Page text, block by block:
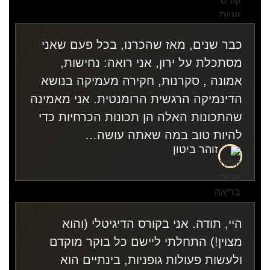
כבר שנים, מאז שהכרנו, בכל פעם שאני
מסתכלת על ירון, אני רואה: נחישות,
אמונה , סקרנות, חקירה מעמיקה בנושא
הדינמיקה הרגשית הרומנטית. אני מאמינה
שהתכונות האלה הן תכונות הכרחיות כדי
להיות טוב במה שאתה עושה…
זוהר ביטון
היי, תודה. אני בקורס הדיגיטלי (והוא
מצוין!) התחלתי ליישם כל בוקר מוקדם
ולעשות פעולות גופניות, בינתיים הוא